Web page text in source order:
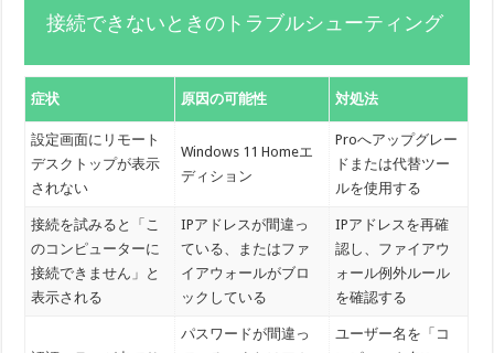
接続できないときのトラブルシューティング
症状 原因の可能性 対処法
設定画面にリモート
デスクトップが表示
されない
Windows 11 Homeエ
ディション
Proへアップグレー
ドまたは代替ツー
ルを使用する
接続を試みると「こ
のコンピューターに
接続できません」と
表示される
IPアドレスが間違っ
ている、またはファ
イアウォールがブロ
ックしている
IPアドレスを再確
認し、ファイアウ
ォール例外ルール
を確認する
パスワードが間違っ
ユーザー名を「コ